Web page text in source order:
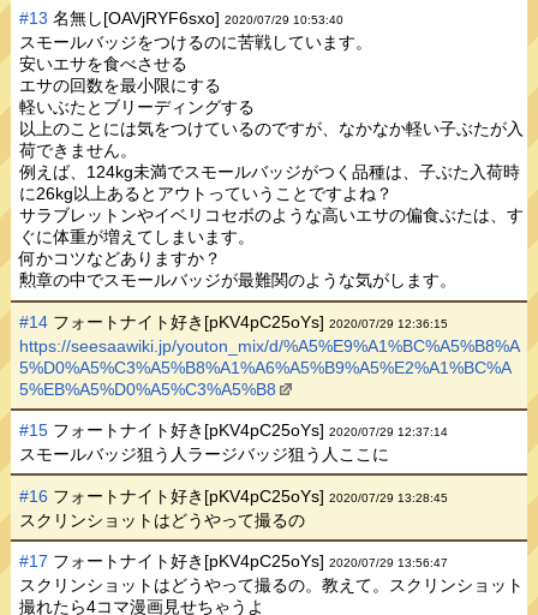
#13 名無し[OAVjRYF6sxo]2020/07/29 10:53:40
スモールバッジをつけるのに苦戦しています。
安いエサを食べさせる
エサの回数を最小限にする
軽いぶたとブリーディングする
以上のことには気をつけているのですが、なかなか軽い子ぶたが入
荷できません。
例えば、124kg未満でスモールバッジがつく品種は、子ぶた入荷時
に26kg以上あるとアウトっていうことですよね？
サラブレットンやイベリコセボのような高いエサの偏食ぶたは、す
ぐに体重が増えてしまいます。
何かコツなどありますか？
勲章の中でスモールバッジが最難関のような気がします。
#14 フォートナイト好き[pKV4pC25oYs]2020/07/29 12:36:15
https://seesaawiki.jp/youton_mix/d/%A5%E9%A1%BC%A5%B8%A
5%D0%A5%C3%A5%B8%A1%A6%A5%B9%A5%E2%A1%BC%A
5%EB%A5%D0%A5%C3%A5%B8
#15 フォートナイト好き[pKV4pC25oYs]2020/07/29 12:37:14
スモールバッジ狙う人ラージバッジ狙う人ここに
#16 フォートナイト好き[pKV4pC25oYs]2020/07/29 13:28:45
スクリンショットはどうやって撮るの
#17 フォートナイト好き[pKV4pC25oYs]2020/07/29 13:56:47
スクリンショットはどうやって撮るの。教えて。スクリンショット
撮れたら4コマ漫画見せちゃうよ